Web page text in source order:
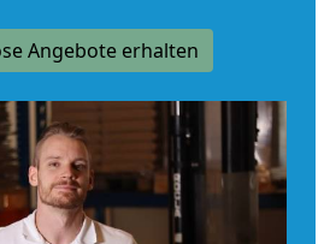
Angebote erhalten